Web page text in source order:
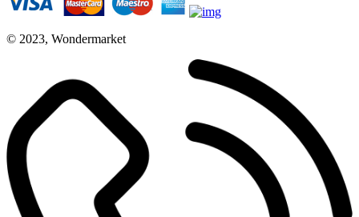
© 2023, Wondermarket